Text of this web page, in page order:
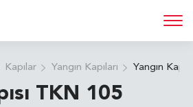
Kapılar Yangın Kapıları Yangın
TKN 105